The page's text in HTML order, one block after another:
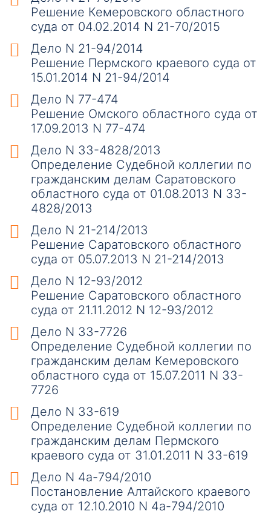
Решение Кемеровского областного
суда от 04.02.2014 N 21-70/2015
Дело N 21-94/2014
Решение Пермского краевого суда от
15.01.2014 N 21-94/2014
Дело N 77-474
Решение Омского областного суда от
17.09.2013 N 77-474
Дело N 33-4828/2013
Определение Судебной коллегии по
гражданским делам Саратовского
областного суда от 01.08.2013 N 33-
4828/2013
Дело N 21-214/2013
Решение Саратовского областного
суда от 05.07.2013 N 21-214/2013
Дело N 12-93/2012
Решение Саратовского областного
суда от 21.11.2012 N 12-93/2012
Дело N 33-7726
Определение Судебной коллегии по
гражданским делам Кемеровского
областного суда от 15.07.2011 N 33-
7726
Дело N 33-619
Определение Судебной коллегии по
гражданским делам Пермского
краевого суда от 31.01.2011 N 33-619
Дело N 4а-794/2010
Постановление Алтайского краевого
суда от 12.10.2010 N 4а-794/2010